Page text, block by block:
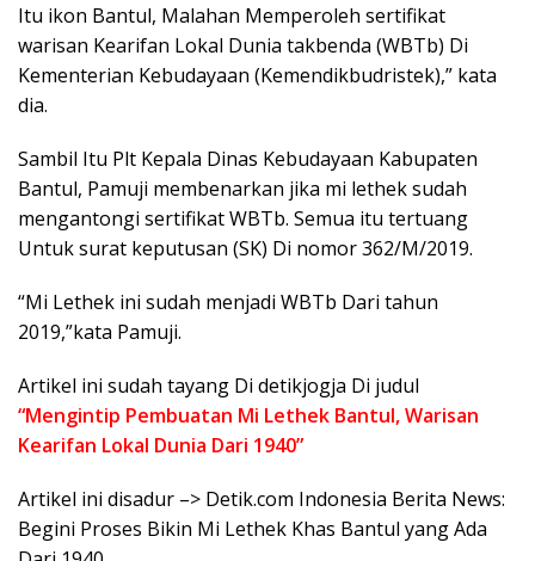
Itu ikon Bantul, Malahan Memperoleh sertifikat
warisan Kearifan Lokal Dunia takbenda (WBTb) Di
Kementerian Kebudayaan (Kemendikbudristek),” kata
dia.
Sambil Itu Plt Kepala Dinas Kebudayaan Kabupaten
Bantul, Pamuji membenarkan jika mi lethek sudah
mengantongi sertifikat WBTb. Semua itu tertuang
Untuk surat keputusan (SK) Di nomor 362/M/2019.
“Mi Lethek ini sudah menjadi WBTb Dari tahun
2019,”kata Pamuji.
Artikel ini sudah tayang Di detikjogja Di judul
“Mengintip Pembuatan Mi Lethek Bantul, Warisan
Kearifan Lokal Dunia Dari 1940”
Artikel ini disadur –> Detik.com Indonesia Berita News:
Begini Proses Bikin Mi Lethek Khas Bantul yang Ada